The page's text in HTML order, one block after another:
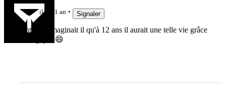
il y a 1 an Signaler
Antoune imaginait il qu'à 12 ans il aurait une telle vie grâce
au rugby ? 😄